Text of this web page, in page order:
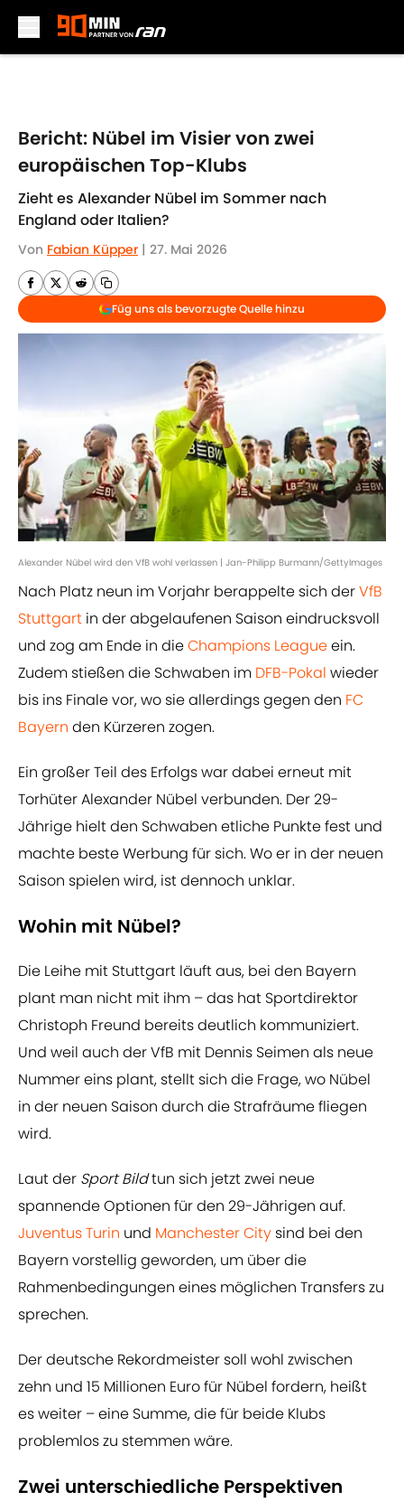
Bericht: Nübel im Visier von zwei
europäischen Top-Klubs
Zieht es Alexander Nübel im Sommer nach
England oder Italien?
Von Fabian Küpper | 27. Mai 2026
Füg uns als bevorzugte Quelle hinzu
Alexander Nübel wird den VfB wohl verlassen | Jan-Philipp Burmann/GettyImages
Nach Platz neun im Vorjahr berappelte sich derVfB
Stuttgart in der abgelaufenen Saison eindrucksvoll
und zog am Ende in dieChampions Leagueein.
Zudem stießen die Schwaben im DFB-Pokal wieder
bis ins Finale vor, wo sie allerdings gegen den FC
Bayern den Kürzeren zogen.
Ein großer Teil des Erfolgs war dabei erneut mit
Torhüter Alexander Nübel verbunden. Der 29-
Jährige hielt den Schwaben etliche Punkte fest und
machte beste Werbung für sich. Wo er in der neuen
Saison spielen wird, ist dennoch unklar.
Wohin mit Nübel?
Die Leihe mit Stuttgart läuft aus, bei den Bayern
plant man nicht mit ihm – das hat Sportdirektor
Christoph Freund bereits deutlich kommuniziert.
Und weil auch der VfB mit Dennis Seimen als neue
Nummer eins plant, stellt sich die Frage, wo Nübel
in der neuen Saison durch die Strafräume fliegen
wird.
Laut der Sport Bildtun sich jetzt zwei neue
spannende Optionen für den 29-Jährigen auf.
Juventus Turin und Manchester City sind bei den
Bayern vorstellig geworden, um über die
Rahmenbedingungen eines möglichen Transfers zu
sprechen.
Der deutsche Rekordmeister soll wohl zwischen
zehn und 15 Millionen Euro für Nübel fordern, heißt
es weiter – eine Summe, die für beide Klubs
problemlos zu stemmen wäre.
Zwei unterschiedliche Perspektiven